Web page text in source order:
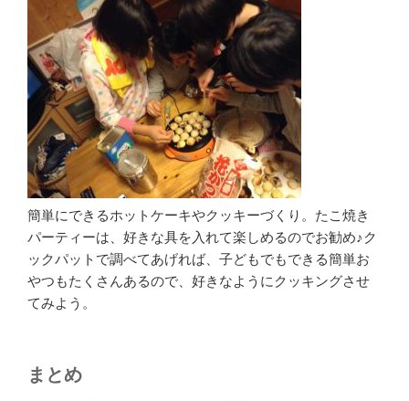
簡単にできるホットケーキやクッキーづくり。たこ焼き
パーティーは、好きな具を入れて楽しめるのでお勧め♪ク
ックパットで調べてあげれば、子どもでもできる簡単お
やつもたくさんあるので、好きなようにクッキングさせ
てみよう。
まとめ